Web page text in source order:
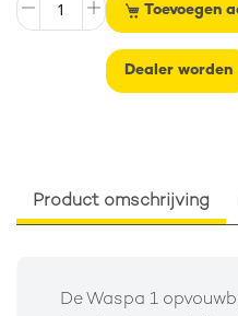
Toevoegen
Dealer worden
Product omschrijving
De Waspa 1